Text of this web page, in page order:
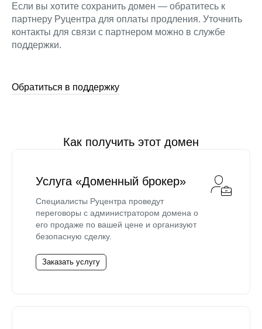
Если вы хотите сохранить домен — обратитесь к
партнеру Руцентра для оплаты продления. Уточнить
контакты для связи с партнером можно в службе
поддержки.
Обратиться в поддержку
Как получить этот домен
Услуга «Доменный брокер»
Специалисты Руцентра проведут
переговоры с администратором домена о
его продаже по вашей цене и организуют
безопасную сделку.
Заказать услугу